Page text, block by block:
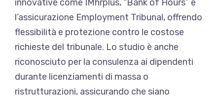
innovative come IMhrplus, “Bank of Hours” e
l’assicurazione Employment Tribunal, offrendo
flessibilità e protezione contro le costose
richieste del tribunale. Lo studio è anche
riconosciuto per la consulenza ai dipendenti
durante licenziamenti di massa o
ristrutturazioni, assicurando che siano